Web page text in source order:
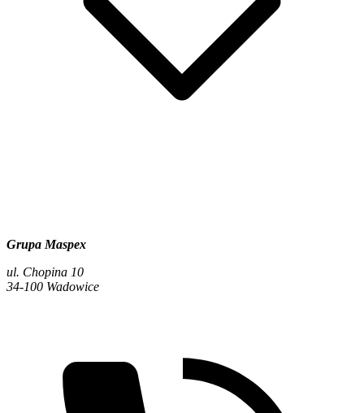
Grupa Maspex
ul. Chopina 10
34-100 Wadowice